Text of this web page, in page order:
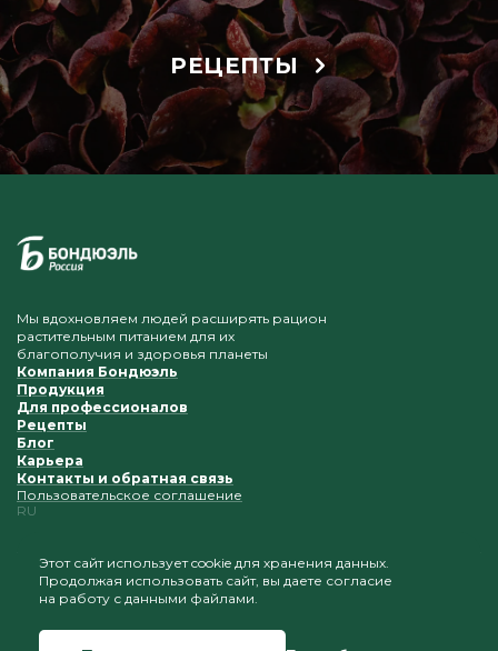
РЕЦЕПТЫ
Мы вдохновляем людей расширять рацион
растительным питанием для их
благополучия и здоровья планеты
Компания Бондюэль
Продукция
Для профессионалов
Рецепты
Блог
Карьера
Контакты и обратная связь
Пользовательское соглашение
RU
Приветствуется копирование и размещение
материалов при условии сохранения ссылки на наш
Этот сайт использует cookie для хранения данных.
Продолжая использовать сайт, вы даете согласие
на работу с данными файлами.